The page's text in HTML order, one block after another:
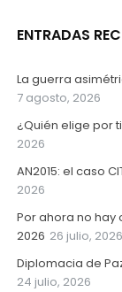
ENTRADAS
La guerra
7 agosto, 2026
¿Quién elige por
2026
AN2015: el caso
2026
Por ahora no
2026 26 julio, 2026
Diplomacia de
24 julio, 2026